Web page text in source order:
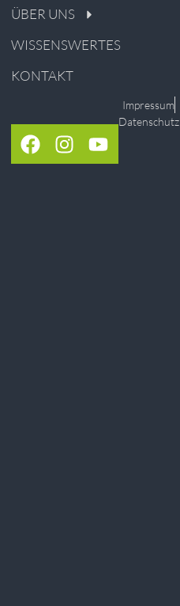
ÜBER UNS
WISSENSWERTES
KONTAKT
Impressum
Datenschutz